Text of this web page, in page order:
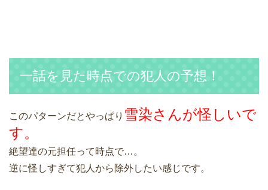
一話を見た時点での犯人の予想！
このパターンだとやっぱり 雪染さんが怪しいで
す。
絶望達の元担任って時点で…。
逆に怪しすぎて犯人から除外したい感じです。